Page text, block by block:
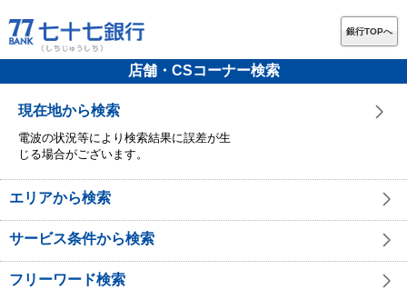
銀行TOPへ
店舗・CSコーナー検索
現在地から検索
電波の状況等により検索結果に誤差が生
じる場合がございます。
エリアから検索
サービス条件から検索
フリーワード検索